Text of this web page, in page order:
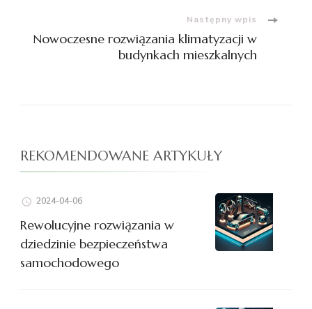
Następny wpis
Nowoczesne rozwiązania klimatyzacji w
budynkach mieszkalnych
REKOMENDOWANE ARTYKUŁY
2024-04-06
Rewolucyjne rozwiązania w
dziedzinie bezpieczeństwa
samochodowego